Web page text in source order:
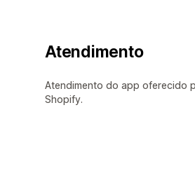
Atendimento
Atendimento do app oferecido
Shopify.